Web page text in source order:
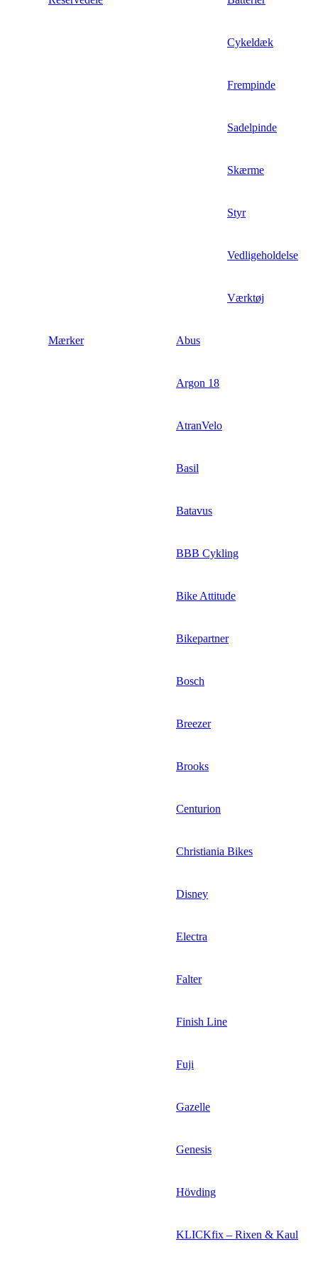
Cykeldæk
Frempinde
Sadelpinde
Skærme
Styr
Vedligeholdelse
Værktøj
Mærker Abus
Argon 18
AtranVelo
Basil
Batavus
BBB Cykling
Bike Attitude
Bikepartner
Bosch
Breezer
Brooks
Centurion
Christiania Bikes
Disney
Electra
Falter
Finish Line
Fuji
Gazelle
Genesis
Hövding
KLICKfix – Rixen & Kaul